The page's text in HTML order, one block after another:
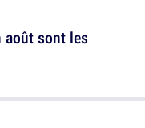
août sont les